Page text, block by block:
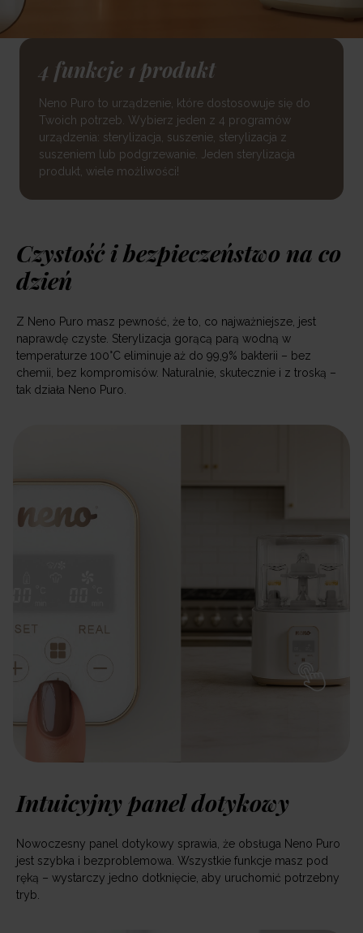
4 funkcje 1 produkt
Neno Puro to urządzenie, które dostosowuje się do
Twoich potrzeb. Wybierz jeden z 4 programów
urządzenia: sterylizacja, suszenie, sterylizacja z
suszeniem lub podgrzewanie. Jeden sterylizacja
produkt, wiele możliwości!
Czystość i bezpieczeństwo na co
dzień
Z Neno Puro masz pewność, że to, co najważniejsze, jest
naprawdę czyste. Sterylizacja gorącą parą wodną w
temperaturze 100°C eliminuje aż do 99,9% bakterii – bez
chemii, bez kompromisów. Naturalnie, skutecznie i z troską –
tak działa Neno Puro.
Intuicyjny panel dotykowy
Nowoczesny panel dotykowy sprawia, że obsługa Neno Puro
jest szybka i bezproblemowa. Wszystkie funkcje masz pod
ręką – wystarczy jedno dotknięcie, aby uruchomić potrzebny
tryb.